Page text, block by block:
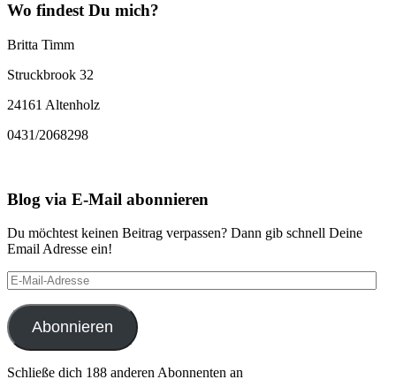
Wo findest Du mich?
Britta Timm
Struckbrook 32
24161 Altenholz
0431/2068298
Blog via E-Mail abonnieren
Du möchtest keinen Beitrag verpassen? Dann gib schnell Deine
Email Adresse ein!
E-
Mail-
Adresse
Abonnieren
Schließe dich 188 anderen Abonnenten an